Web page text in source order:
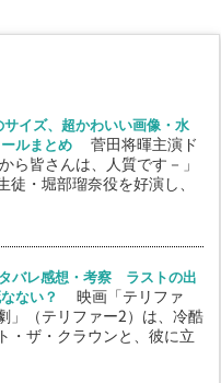
イズ、超かわいい画像・水
ルまとめ
菅田将暉主演ド
ら皆さんは、人質です－」
徒・堀部瑠奈役を好演し、
バレ感想・考察 ラストの出
ない？
映画「テリファ
」（テリファー2）は、冷酷
・ザ・クラウンと、彼に立